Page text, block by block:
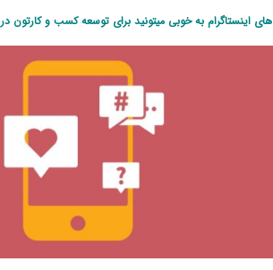
اینستاگرام به خوبی میتونید برای توسعه کسب و کارتون در